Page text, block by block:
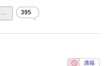
… 395